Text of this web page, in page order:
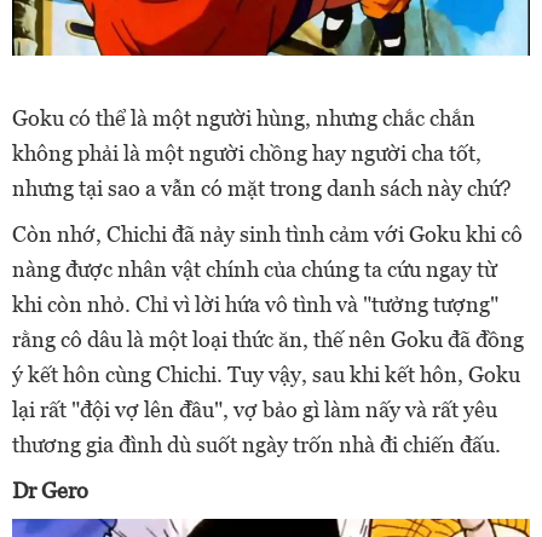
Goku có thể là một người hùng, nhưng chắc chắn
không phải là một người chồng hay người cha tốt,
nhưng tại sao a vẫn có mặt trong danh sách này chứ?
Còn nhớ, Chichi đã nảy sinh tình cảm với Goku khi cô
nàng được nhân vật chính của chúng ta cứu ngay từ
khi còn nhỏ. Chỉ vì lời hứa vô tình và "tưởng tượng"
rằng cô dâu là một loại thức ăn, thế nên Goku đã đồng
ý kết hôn cùng Chichi. Tuy vậy, sau khi kết hôn, Goku
lại rất "đội vợ lên đầu", vợ bảo gì làm nấy và rất yêu
thương gia đình dù suốt ngày trốn nhà đi chiến đấu.
Dr Gero